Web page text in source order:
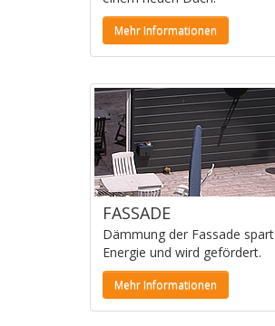
Mehr Informationen
FASSADE
Dämmung der Fassade spart
Energie und wird gefördert.
Mehr Informationen